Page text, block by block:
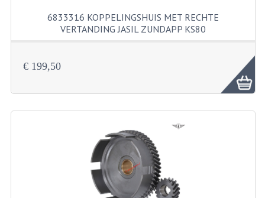
TANK
ACHTERLICHTEN
KOPLAMPEN
RICHTINGAANWIJZERS
SCHAKELAARS
6833316 KOPPELINGSHUIS MET RECHTE
VERTANDING JASIL ZUNDAPP KS80
€ 199,50